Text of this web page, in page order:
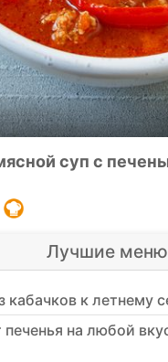
суп с
Лучшие меню
кабачков к летнему
печенья на любой